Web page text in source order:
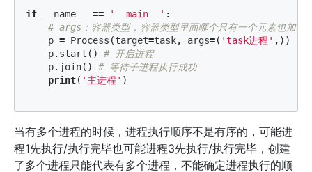
if __name__ == '__main__' :
p = Process (target=task, args=( 'task进程' ,))
p. start ()
p. join()
print( '主进程' )
当有多个进程的时候，进程执行顺序不是有序的，可能进
程1先执行/执行完毕也可能进程3先执行/执行完毕，创建
了多个进程只能代表有多个进程，不能确定进程执行的顺